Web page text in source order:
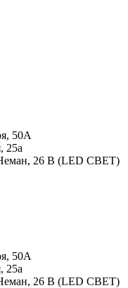
50А
25а
26 В (LED СВЕТ)
50А
25а
26 В (LED СВЕТ)